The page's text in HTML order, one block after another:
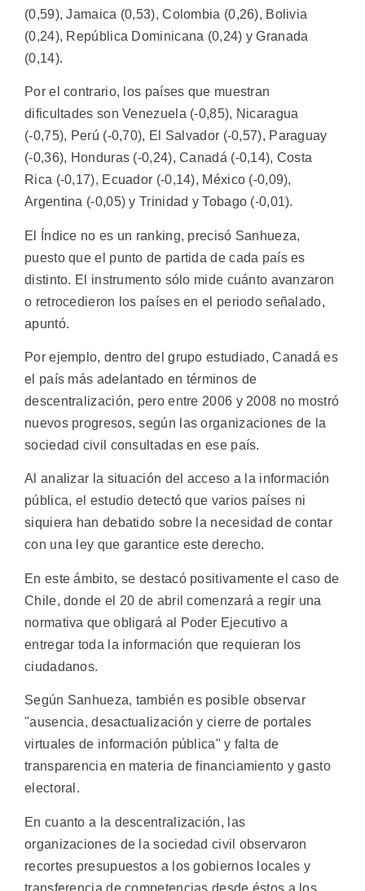
(0,59), Jamaica (0,53), Colombia (0,26), Bolivia
(0,24), República Dominicana (0,24) y Granada
(0,14).
Por el contrario, los países que muestran
dificultades son Venezuela (-0,85), Nicaragua
(-0,75), Perú (-0,70), El Salvador (-0,57), Paraguay
(-0,36), Honduras (-0,24), Canadá (-0,14), Costa
Rica (-0,17), Ecuador (-0,14), México (-0,09),
Argentina (-0,05) y Trinidad y Tobago (-0,01).
El Índice no es un ranking, precisó Sanhueza,
puesto que el punto de partida de cada país es
distinto. El instrumento sólo mide cuánto avanzaron
o retrocedieron los países en el periodo señalado,
apuntó.
Por ejemplo, dentro del grupo estudiado, Canadá es
el país más adelantado en términos de
descentralización, pero entre 2006 y 2008 no mostró
nuevos progresos, según las organizaciones de la
sociedad civil consultadas en ese país.
Al analizar la situación del acceso a la información
pública, el estudio detectó que varios países ni
siquiera han debatido sobre la necesidad de contar
con una ley que garantice este derecho.
En este ámbito, se destacó positivamente el caso de
Chile, donde el 20 de abril comenzará a regir una
normativa que obligará al Poder Ejecutivo a
entregar toda la información que requieran los
ciudadanos.
Según Sanhueza, también es posible observar
"ausencia, desactualización y cierre de portales
virtuales de información pública" y falta de
transparencia en materia de financiamiento y gasto
electoral.
En cuanto a la descentralización, las
organizaciones de la sociedad civil observaron
recortes presupuestos a los gobiernos locales y
transferencia de competencias desde éstos a los